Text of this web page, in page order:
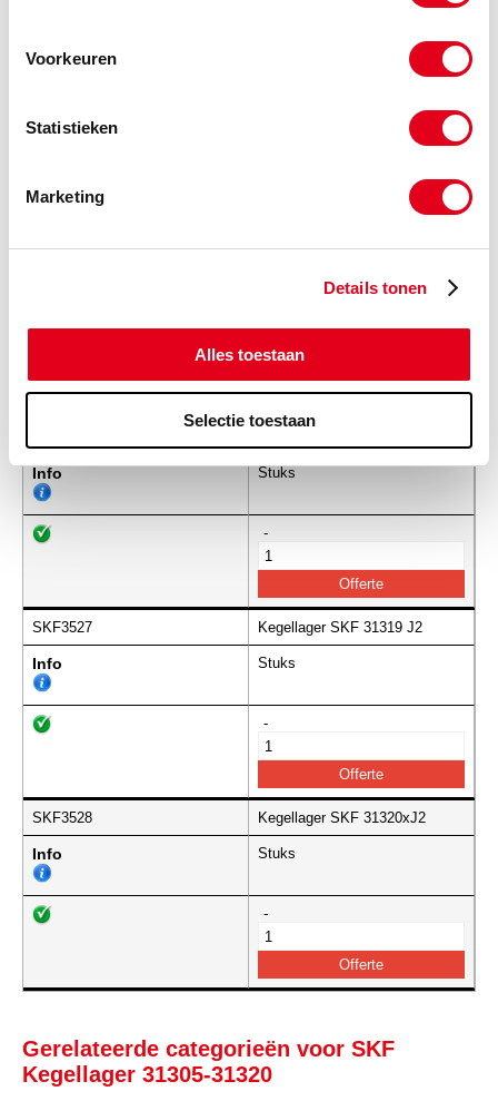
Voorkeuren
Statistieken
Marketing
Details tonen
Alles toestaan
Selectie toestaan
Kegellager SKF 31316 J1/Q
SKF3525 Kegellager SKF 31317 J2
Info Stuks
-
SKF3527 Kegellager SKF 31319 J2
Info Stuks
-
SKF3528 Kegellager SKF 31320xJ2
Info Stuks
-
Gerelateerde categorieën voor SKF
Kegellager 31305-31320